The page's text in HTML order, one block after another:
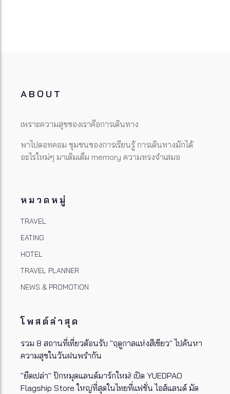
ABOUT
เพราะความสุขของเราคือการเดินทาง
พาไปดอทคอม ชุมชนของการเรียนรู้ การเดินทางมักได้
อะไรใหม่ๆ มาเติมเต็ม memory ความทรงจำเสมอ
หมวดหมู่
TRAVEL
EATING
HOTEL
TRAVEL PLANNER
NEWS & PROMOTION
โพสต์ล่าสุด
รวม 8 สถานที่เที่ยวต้อนรับ "ฤดูกาลแห่งสีเขียว" ไปค้นหา
ความสุขในวันฝนพรำกัน
"ยืดเปล่า" ปักหมุดแลนด์มาร์กใหม่! เปิด YUEDPAO
Flagship Store ใหญ่ที่สุดในไทยที่แฟชั่น ไอส์แลนด์ มัด